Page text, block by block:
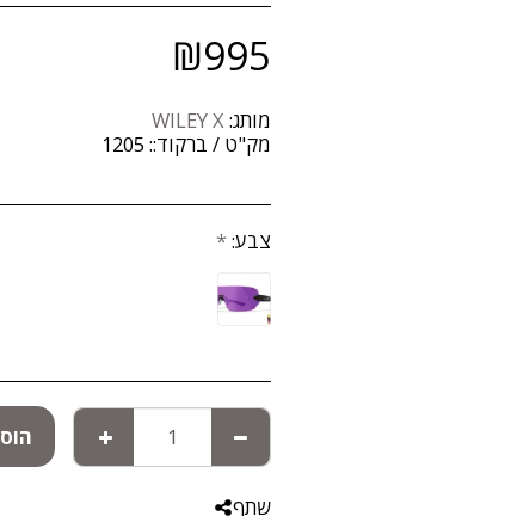
₪995
מותג:WILEY X
מק"ט / ברקוד:: 1205
צבע:*
שתף